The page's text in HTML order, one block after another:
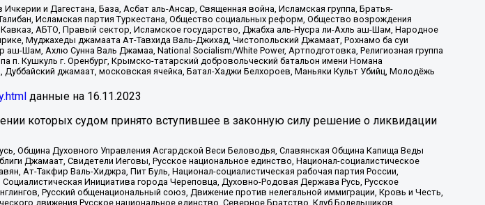
и Дагестана, База, Асбат аль-Ансар, Священная война, Исламская группа, Братья-
Исламская партия Туркестана, Общество социальных реформ, Общество возрождения
АБТО, Правый сектор, Исламское государство, Джабха аль-Нусра ли-Ахль аш-Шам, Народное
Муджахеды джамаата Ат-Тавхида Валь-Джихад, Чистопольский Джамаат, Рохнамо ба суи
Шам, Ахлю Сунна Валь Джамаа, National Socialism/White Power, Артподготовка, Религиозная группа
п. Кушкуль г. Оренбург, Крымско-татарский добровольческий батальон имени Номана
джамаат, московская ячейка, Батал-Хаджи Белхороев, Маньяки Культ Убийц, Молодёжь
данные на 16.11.2023
которых судом принято вступившее в законную силу решение о ликвидации
Община Духовного Управления Асгардской Веси Беловодья, Славянская Община Капища Веды
Джамаат, Свидетели Иеговы, Русское национальное единство, Национал-социалистическое
Ат-Такфир Валь-Хиджра, Пит Буль, Национал-социалистическая рабочая партия России,
Инициатива города Череповца, Духовно-Родовая Держава Русь, Русское
Русский общенациональный союз, Движение против нелегальной иммиграции, Кровь и Честь,
движения Русское национальное единство, Северное Братство, Клуб Болельщиков